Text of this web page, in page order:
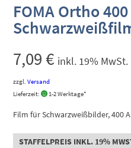
FOMA Ortho 400
7,09€ inkl. 19% MwSt.
zzgl.Versand
Lieferzeit:
1-2 Werktage*
Film für Schwarzweißbilder, 400
STAFFELPREIS INKL. 19%